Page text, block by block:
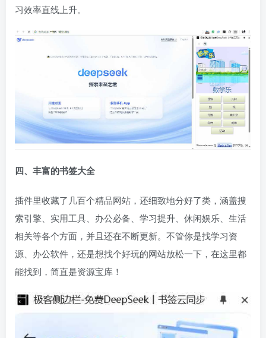
习效率直线上升。
四、丰富的书签大全
插件里收藏了几百个精品网站，还细致地分好了类，涵盖搜
索引擎、实用工具、办公必备、学习提升、休闲娱乐、生活
相关等各个方面，并且还在不断更新。不管你是找学习资
源、办公软件，还是想找个好玩的网站放松一下，在这里都
能找到，简直是资源宝库！